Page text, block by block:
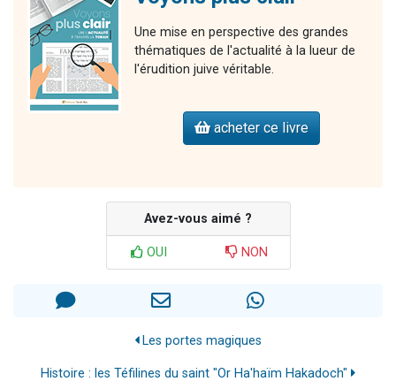
Une mise en perspective des grandes
thématiques de l'actualité à la lueur de
l'érudition juive véritable.
acheter ce livre
Avez-vous aimé ?
OUI NON
Les portes magiques
Histoire : les Téfilines du saint "Or Ha'haïm Hakadoch"